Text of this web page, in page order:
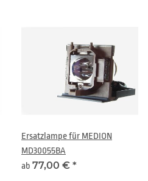
Ersatzlampe für MEDION
MD30055BA
ab 77,00 € *